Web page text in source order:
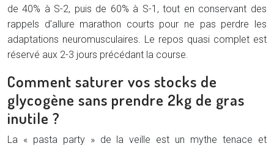
de 40% à S-2, puis de 60% à S-1, tout en conservant des
rappels d’allure marathon courts pour ne pas perdre les
adaptations neuromusculaires. Le repos quasi complet est
réservé aux 2-3 jours précédant la course.
Comment saturer vos stocks de
glycogène sans prendre 2kg de gras
inutile ?
La « pasta party » de la veille est un mythe tenace et